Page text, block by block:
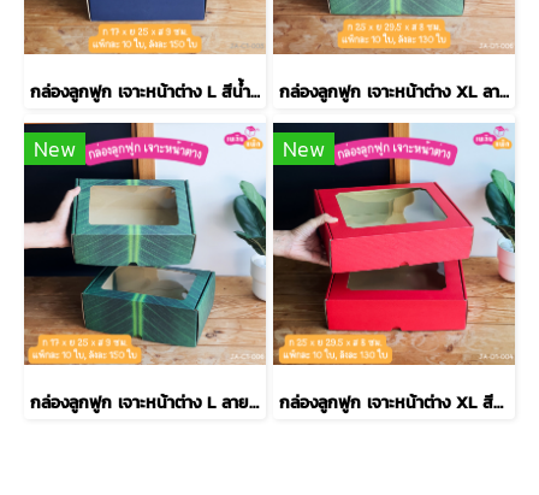
กล่องลูกฟูก เจาะหน้าต่าง L สีน้ำเงิน กล่องลูกฟูก เจาะหน้าต่าง XL ลายใบตอง
New
กล่องลูกฟูก เจาะหน้าต่าง L ลายใบตอง
New
กล่องลูกฟูก เจาะหน้าต่าง XL สีแดง